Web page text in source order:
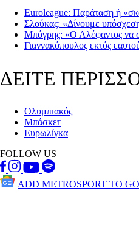
Euroleague: Παράταση ή
Σλούκας: «Δίνουμε
Μπόγρης: «Ο Αλέφαντος να
Γιαννακόπουλος εκτός
ΔΕΙΤΕ
Ολυμπιακός
Μπάσκετ
Ευρωλίγκα
FOLLOW US
ADD METROSPORT TO